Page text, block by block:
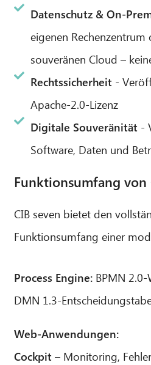
Datenschutz & On-
eigenen Rechenzentrum
souveränen Cloud –
Rechtssicherheit -
Apache-2.0-Lizenz
Digitale Souveränität -
Software, Daten und
Funktionsumfang von
CIB seven bietet den
Funktionsumfang einer
Process Engine: BPMN
DMN 1.3-
Web-Anwendungen:
Cockpit– Monitoring,